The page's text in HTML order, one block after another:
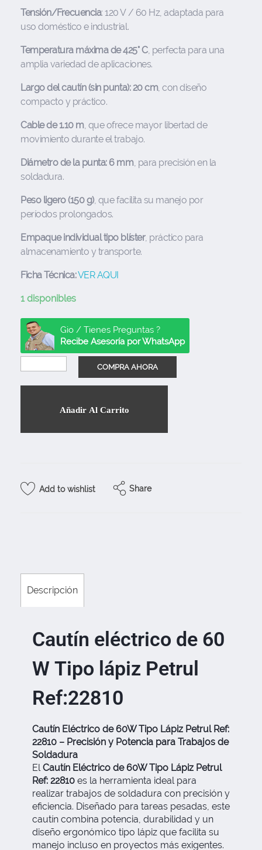
Tensión/Frecuencia: 120 V / 60 Hz, adaptada para
uso doméstico e industrial.
Temperatura máxima de 425° C, perfecta para una
amplia variedad de aplicaciones.
Largo del cautín (sin punta): 20 cm, con diseño
compacto y práctico.
Cable de 1.10 m, que ofrece mayor libertad de
movimiento durante el trabajo.
Diámetro de la punta: 6 mm, para precisión en la
soldadura.
Peso ligero (150 g), que facilita su manejo por
períodos prolongados.
Empaque individual tipo blíster, práctico para
almacenamiento y transporte.
Ficha Técnica:VER AQUI
1 disponibles
Gio / Tienes Preguntas ?
Recibe Asesoría por WhatsApp
Añadir Al Carrito
Add to wishlist Share
Descripción
Cautín eléctrico de 60
W Tipo lápiz Petrul
Ref:22810
Cautín Eléctrico de 60W Tipo Lápiz Petrul Ref:
22810 – Precisión y Potencia para Trabajos de
Soldadura
El Cautín Eléctrico de 60W Tipo Lápiz Petrul
Ref: 22810 es la herramienta ideal para
realizar trabajos de soldadura con precisión y
eficiencia. Diseñado para tareas pesadas, este
cautín combina potencia, durabilidad y un
diseño ergonómico tipo lápiz que facilita su
manejo incluso en proyectos más exigentes.